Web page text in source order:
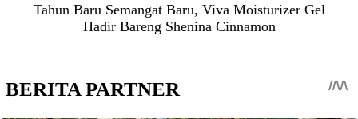
Tahun Baru Semangat Baru, Viva Moisturizer Gel
Hadir Bareng Shenina Cinnamon